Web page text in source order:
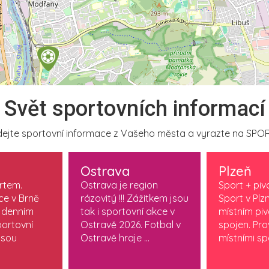
Svět sportovních informací
sportovní informace z Vašeho města a vyrazte na
v Brně
Ostrava
Ostrava je region
rázovitý !!! Zážitkem jsou
tak i sportovní akce v
Ostravě 2026. Fotbal v
Ostravě hraje ...
Plzeň
Sport +
Sport v
místním
spojen.
místními